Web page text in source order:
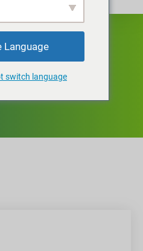
AMÉRICA
Language
switch language